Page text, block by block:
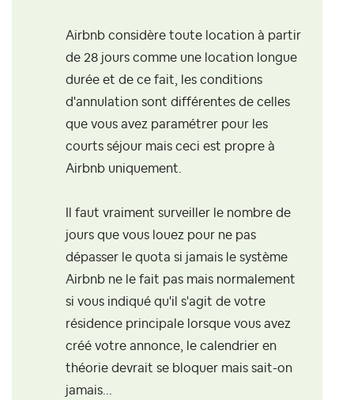
Airbnb considère toute location à partir
de 28 jours comme une location longue
durée et de ce fait, les conditions
d'annulation sont différentes de celles
que vous avez paramétrer pour les
courts séjour mais ceci est propre à
Airbnb uniquement.
Il faut vraiment surveiller le nombre de
jours que vous louez pour ne pas
dépasser le quota si jamais le système
Airbnb ne le fait pas mais normalement
si vous indiqué qu'il s'agit de votre
résidence principale lorsque vous avez
créé votre annonce, le calendrier en
théorie devrait se bloquer mais sait-on
jamais...